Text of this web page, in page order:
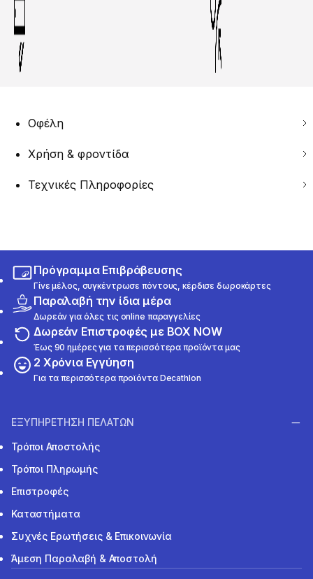
Οφέλη
Χρήση & φροντίδα
Τεχνικές Πληροφορίες
Πρόγραμμα Επιβράβευσης
Γίνε μέλος, συγκέντρωσε πόντους, κέρδισε δωροκάρτες
Παραλαβή την ίδια μέρα
Δωρεάν για όλες τις online παραγγελίες
Δωρεάν Επιστροφές με BOX NOW
Έως 90 ημέρες για τα περισσότερα προϊόντα μας
2 Χρόνια Εγγύηση
Για τα περισσότερα προϊόντα Decathlon
ΕΞΥΠΗΡΕΤΗΣΗ ΠΕΛΑΤΩΝ
Τρόποι Αποστολής
Τρόποι Πληρωμής
Επιστροφές
Καταστήματα
Συχνές Ερωτήσεις & Επικοινωνία
Άμεση Παραλαβή & Αποστολή